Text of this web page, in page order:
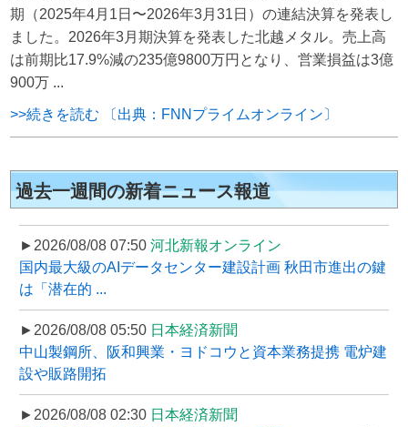
期（2025年4月1日〜2026年3月31日）の連結決算を発表し
ました。2026年3月期決算を発表した北越メタル。売上高
は前期比17.9%減の235億9800万円となり、営業損益は3億
900万 ...
>>続きを読む 〔出典：FNNプライムオンライン〕
過去一週間の新着ニュース報道
►2026/08/08 07:50 河北新報オンライン
国内最大級のAIデータセンター建設計画 秋田市進出の鍵
は「潜在的 ...
►2026/08/08 05:50 日本経済新聞
中山製鋼所、阪和興業・ヨドコウと資本業務提携 電炉建
設や販路開拓
►2026/08/08 02:30 日本経済新聞